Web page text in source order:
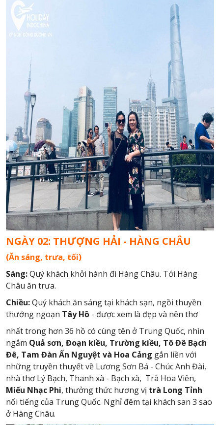
NGÀY 02: THƯỢNG HẢI - HÀNG CHÂU
(Ăn sáng, trưa, tối)
Sáng:Quý khách khởi hành đi Hàng Châu. Tới Hàng
Châu ăn trưa.
Chiều:Quý khách ăn sáng tại khách sạn, ngồi thuyền
thưởng ngoạn Tây Hồ - được xem là đẹp và nên thơ
nhất trong hơn 36 hồ có cùng tên ở Trung Quốc, nhìn
ngắm Quả sơn, Đoạn kiều, Trường kiều, Tô Đê Bạch
Đê, Tam Đàn Ấn Nguyệt và Hoa Cảng gắn liền với
những truyền thuyết về Lương Sơn Bá - Chúc Anh Đài,
nhà thơ Lý Bạch, Thanh xà - Bạch xà, Trà Hoa Viên,
Miếu Nhạc Phi, thưởng thức hương vị trà Long Tỉnh
nổi tiếng của Trung Quốc. Nghỉ đêm tại khách san 3 sao
ở Hàng Châu.